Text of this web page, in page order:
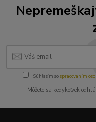
Súhlasím sospracovaním
Môžete sa kedykoľvek